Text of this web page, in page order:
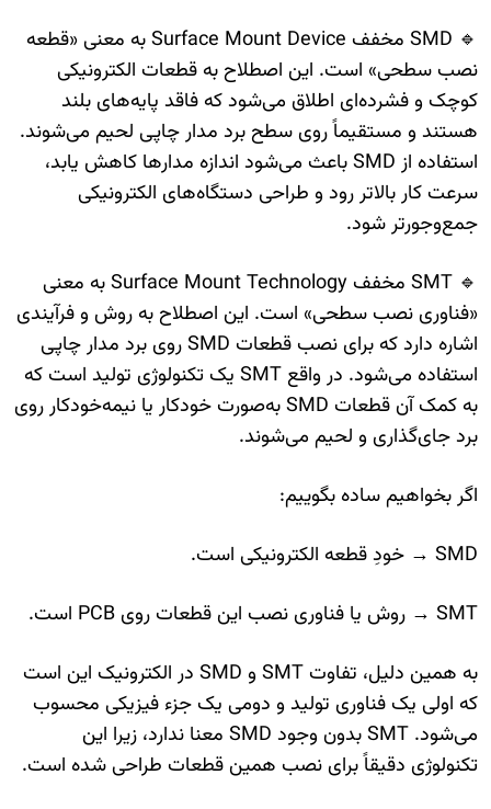
🔹 SMD مخفف Surface Mount Device به معنی «قطعه
نصب سطحی» است. این اصطلاح به قطعات الکترونیکی
کوچک و فشرده‌ای اطلاق می‌شود که فاقد پایه‌های بلند
هستند و مستقیماً روی سطح برد مدار چاپی لحیم می‌شوند.
استفاده از SMD باعث می‌شود اندازه مدارها کاهش یابد،
سرعت کار بالاتر رود و طراحی دستگاه‌های الکترونیکی
جمع‌وجورتر شود.
🔹 SMT مخفف Surface Mount Technology به معنی
«فناوری نصب سطحی» است. این اصطلاح به روش و فرآیندی
اشاره دارد که برای نصب قطعات SMD روی برد مدار چاپی
استفاده می‌شود. در واقع SMT یک تکنولوژی تولید است که
به کمک آن قطعات SMD به‌صورت خودکار یا نیمه‌خودکار روی
برد جای‌گذاری و لحیم می‌شوند.
اگر بخواهیم ساده بگوییم:
SMD → خودِ قطعه الکترونیکی است.
SMT → روش یا فناوری نصب این قطعات روی PCB است.
به همین دلیل، تفاوت SMT و SMD در الکترونیک این است
که اولی یک فناوری تولید و دومی یک جزء فیزیکی محسوب
می‌شود. SMT بدون وجود SMD معنا ندارد، زیرا این
تکنولوژی دقیقاً برای نصب همین قطعات طراحی شده است.